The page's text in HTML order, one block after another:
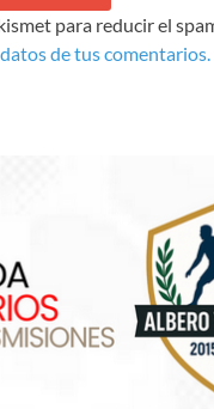
para reducir el
de tus comentarios.